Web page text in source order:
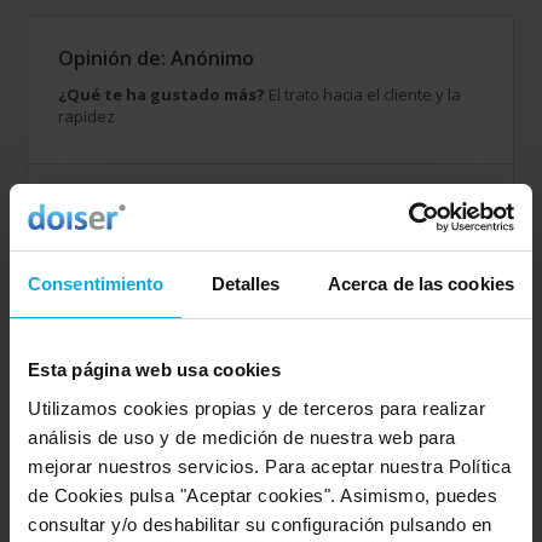
Consentimiento Detalles Acerca de las cookies
Esta página web usa cookies
Utilizamos cookies propias y de terceros para realizar
análisis de uso y de medición de nuestra web para
mejorar nuestros servicios. Para aceptar nuestra Política
de Cookies pulsa "Aceptar cookies". Asimismo, puedes
consultar y/o deshabilitar su configuración pulsando en
Opinión de: Anónimo
¿Qué te ha gustado más? El trato hacia el cliente y la
rapidez
Detalles de la puntuación
6
Amabilidad
2
Opinión de: Anónimo
¿Qué te ha gustado más?7
Detalles de la puntuación